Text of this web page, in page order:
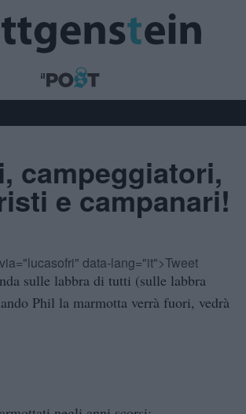
campeggiatori,
e campanari!
data-lang="it">Tweet
sulle labbra di tutti (sulle labbra
Phil la marmotta verrà fuori, vedrà